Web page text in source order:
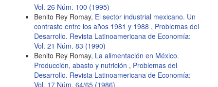
Vol. 26 Núm. 100 (1995)
Benito Rey Romay, El sector industrial mexicano. Un
contraste entre los años 1981 y 1988 , Problemas del
Desarrollo. Revista Latinoamericana de Economía:
Vol. 21 Núm. 83 (1990)
Benito Rey Romay, La alimentación en México.
Producción, abasto y nutrición , Problemas del
Desarrollo. Revista Latinoamericana de Economía:
Vol. 17 Núm. 64/65 (1986)